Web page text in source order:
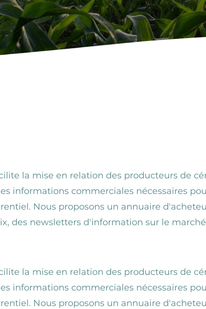
la mise en relation des producteurs de
informations commerciales nécessaires
Nous proposons un annuaire
des newsletters d'information sur le
la mise en relation des producteurs de
informations commerciales nécessaires
Nous proposons un annuaire